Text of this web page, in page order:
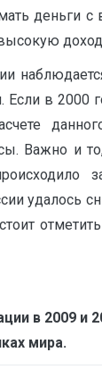
деньги с
в 2000
Важно и
удалось
в 2009 и
мира.